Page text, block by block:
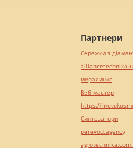
Партнери
Сережки з
миралинкс
Веб мастер
https://
Синтезатори
perevod.agency